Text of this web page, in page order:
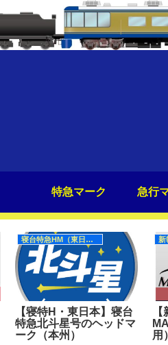
特急マーク 急行
寝台特急HM（東日本）
【寝特H・東日本】寝台
特急北斗星号のヘッドマ
ーク（本州）
用